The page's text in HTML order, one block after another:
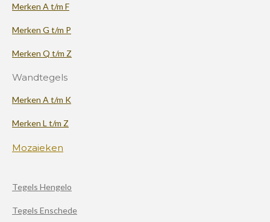
Merken A t/m F
Merken G t/m P
Merken Q t/m Z
Wandtegels
Merken A t/m K
Merken L t/m Z
Mozaieken
Tegels Hengelo
Tegels Enschede